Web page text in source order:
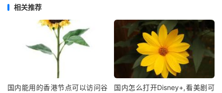
相关推荐
国内能用的香港节点可以访问谷
国内怎么打开Disney+,看美剧可